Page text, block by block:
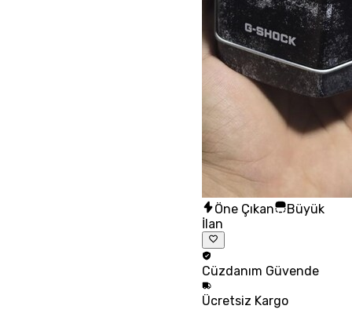
Öne Çıkan
Büyük
İlan
Cüzdanım Güvende
Ücretsiz Kargo